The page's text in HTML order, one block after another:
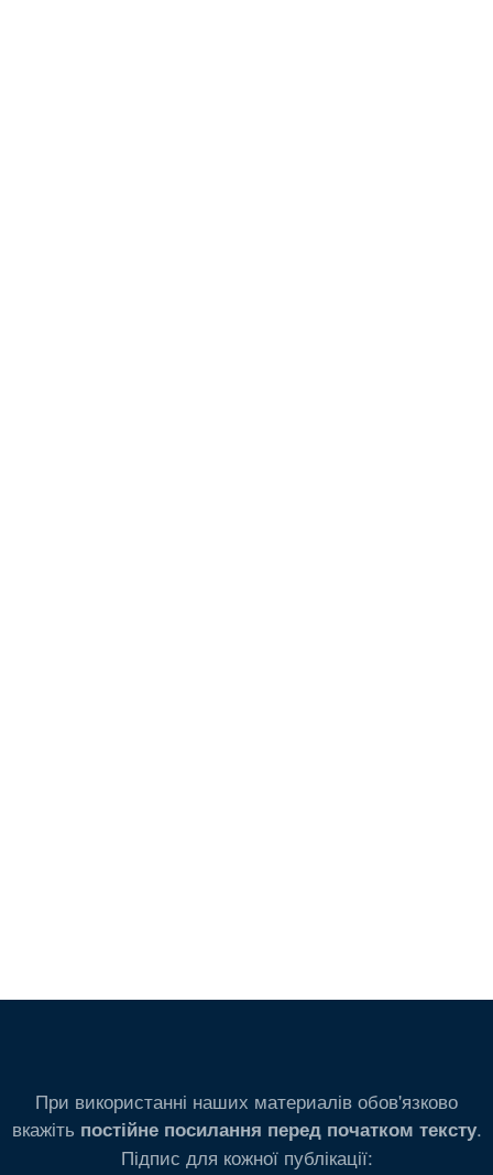
При використанні наших материалів обов'язково
вкажіть постійне посилання перед початком тексту.
Підпис для кожної публікації: